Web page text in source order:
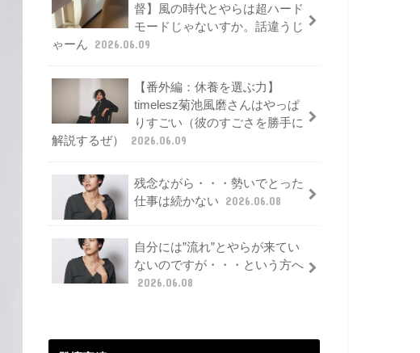
督】風の時代とやらは超ハード
モードじゃないすか。話違うじ
ゃーん
2026.06.09
【番外編：休養を選ぶ力】
timelesz菊池風磨さんはやっぱ
りすごい（彼のすごさを勝手に
解説するぜ）
2026.06.09
残念ながら・・・勢いでとった
仕事は続かない
2026.06.08
自分には”流れ”とやらが来てい
ないのですが・・・という方へ
2026.06.08